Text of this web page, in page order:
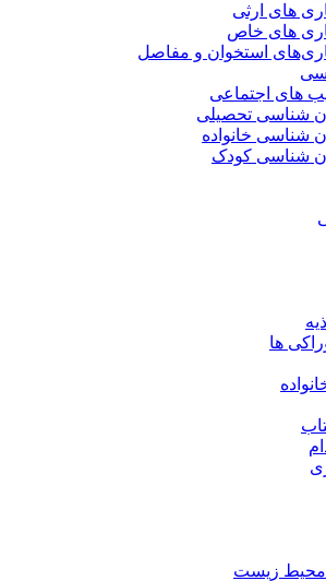
های ارثی
های خاص
استخوان و مفاصل
های اجتماعی
شناسی تحصیلی
شناسی خانواده
شناسی کودک
ها
محیط زیست